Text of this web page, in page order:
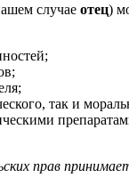
случае отец)
так и
прав